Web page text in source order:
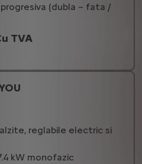
(dubla – fata /
TVA
reglabile electric si
kW monofazic